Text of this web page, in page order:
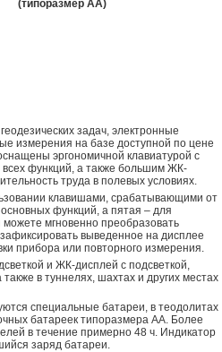
(типоразмер AA)
задач, электронные
измерения на базе доступной по цене
эргономичной клавиатурой с
функций, а также большим ЖК-
труда в полевых условиях.
клавишами, срабатывающими от
функций, а пятая – для
мгновенно преобразовать
выведенное на дисплее
прибора или повторного измерения.
и ЖК-дисплей с подсветкой,
в туннелях, шахтах и других местах
специальные батареи, в теодолитах
батареек типоразмера АА. Более
в течение примерно 48 ч. Индикатор
заряд батареи.